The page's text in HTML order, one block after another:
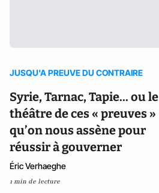
JUSQU'A PREUVE DU CONTRAIRE
Syrie, Tarnac, Tapie... ou le
théâtre de ces « preuves »
qu’on nous assène pour
réussir à gouverner
Éric Verhaeghe
1 min de lecture